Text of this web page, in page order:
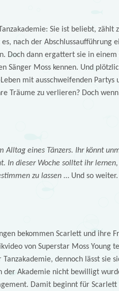
Sie ist beliebt, zählt
nach der Abschlussaufführung
Doch dann ergattert sie in
Sänger Moss kennen. Und
mit ausschweifenden
Träume zu verlieren? Doch
Alltag eines Tänzers. Ihr könnt
In dieser Woche solltet ihr
zu lassen… Und so weiter.
bekommen Scarlett und ihre
von Superstar Moss Young
dennoch lässt sie
der Akademie nicht bewilligt
Damit beginnt für